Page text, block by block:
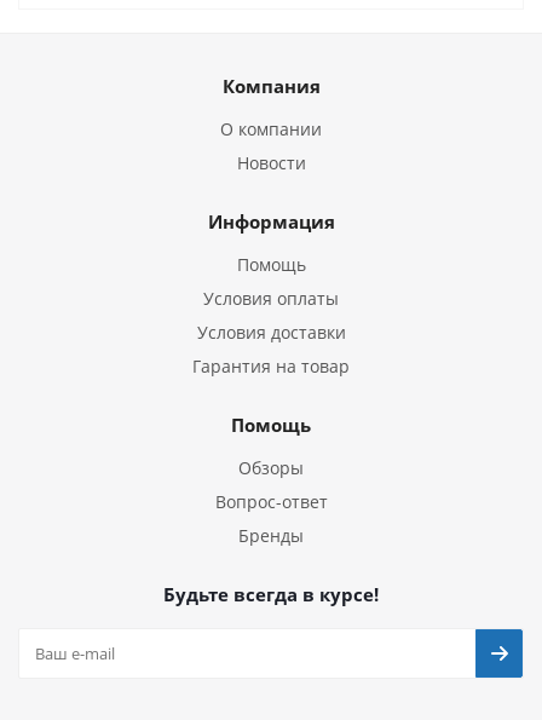
Компания
О компании
Новости
Информация
Помощь
Условия оплаты
Условия доставки
Гарантия на товар
Помощь
Обзоры
Вопрос-ответ
Бренды
Будьте всегда в курсе!